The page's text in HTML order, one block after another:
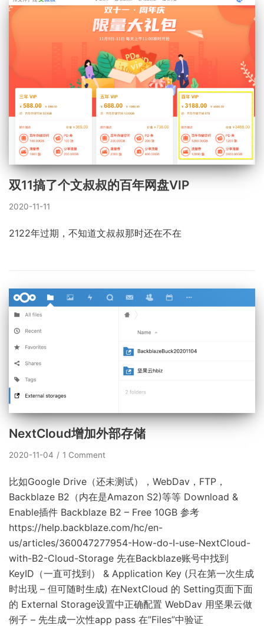
双11搞了个文叔叔的百年网盘VIP
2020-11-11
2122年过期，不知道文叔叔那时还在不在
NextCloud增加外部存储
2020-11-04 1 Comment
比如Google Drive（还未测试），WebDav，FTP，
Backblaze B2（内在是Amazon S2)等等 Download &
Enable插件 Backblaze B2 – Free 10GB 参考
https://help.backblaze.com/hc/en-
us/articles/360047277954-How-do-I-use-NextCloud-
with-B2-Cloud-Storage 先在Backblaze账号中找到
KeyID（一直可找到） & Application Key (只在第一次生成
时出现 – 但可随时生成) 在NextCloud 的 Setting页面下面
的 External Storage设置中正确配置 WebDav 用坚果云做
例子 – 先生成一次性app pass 在”Files”中验证